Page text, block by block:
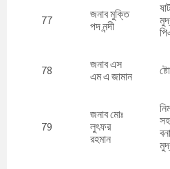
77
জনাব মুক্তি
পদ নন্দী
ষাট
78
জনাব এস
এম এ জামান
79
জনাব মোঃ
লুৎফর
রহমান